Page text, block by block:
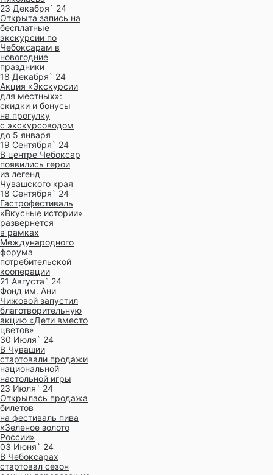
23 Декабря` 24
Открыта запись на
бесплатные
экскурсии по
Чебоксарам в
новогодние
праздники
18 Декабря` 24
Акция «Экскурсии
для местных»:
скидки и бонусы
на прогулку
с экскурсоводом
до 5 января
19 Сентября` 24
В центре Чебоксар
появились герои
из легенд
Чувашского края
18 Сентября` 24
Гастрофестиваль
«Вкусные истории»
развернется
в рамках
Международного
форума
потребительской
кооперации
21 Августа` 24
Фонд им. Ани
Чижовой запустил
благотворительную
акцию «Дети вместо
цветов»
30 Июля` 24
В Чувашии
стартовали продажи
национальной
настольной игры
23 Июля` 24
Открылась продажа
билетов
на фестиваль пива
«Зеленое золото
России»
03 Июня` 24
В Чебоксарах
стартовал сезон